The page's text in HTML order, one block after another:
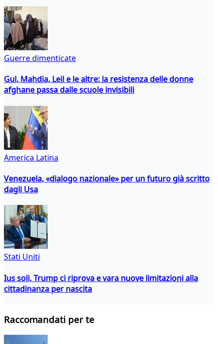
Guerre dimenticate
Gul, Mahdia, Leil e le altre: la resistenza delle donne
afghane passa dalle scuole invisibili
America Latina
Venezuela, «dialogo nazionale» per un futuro già scritto
dagli Usa
Stati Uniti
Ius soli, Trump ci riprova e vara nuove limitazioni alla
cittadinanza per nascita
Raccomandati per te